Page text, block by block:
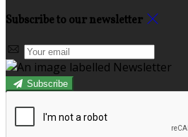
Subscribe to our newsletter
Subscribe